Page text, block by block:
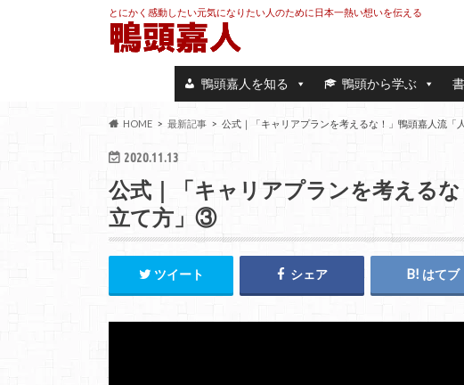
とにかく感動したい元気になりたい人のために日本一熱い想いを伝える
鴨頭嘉人を知る 鴨頭から学ぶ
HOME 最新記事 公式｜「キャリアプランを考えるな！」鴨頭嘉人流「
2020.11.13
公式｜「キャリアプランを考える
立て方」③
ツイート シェア はてブ